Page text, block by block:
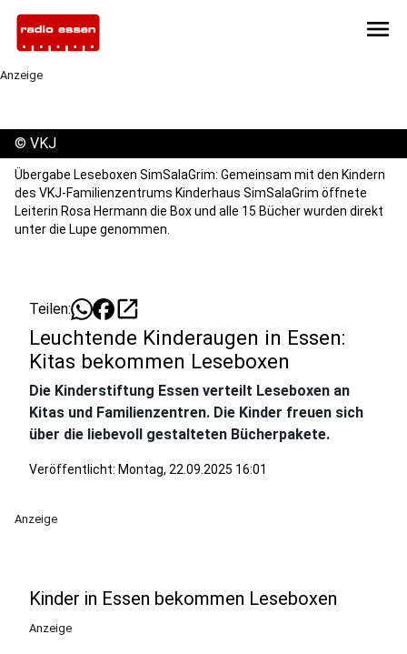
menu
Anzeige
© VKJ
Übergabe Leseboxen SimSalaGrim: Gemeinsam mit den Kindern
des VKJ-Familienzentrums Kinderhaus SimSalaGrim öffnete
Leiterin Rosa Hermann die Box und alle 15 Bücher wurden direkt
unter die Lupe genommen.
Teilen: open_in_new
Leuchtende Kinderaugen in Essen:
Kitas bekommen Leseboxen
Die Kinderstiftung Essen verteilt Leseboxen an
Kitas und Familienzentren. Die Kinder freuen sich
über die liebevoll gestalteten Bücherpakete.
Veröffentlicht: Montag, 22.09.2025 16:01
Anzeige
Kinder in Essen bekommen Leseboxen
Anzeige